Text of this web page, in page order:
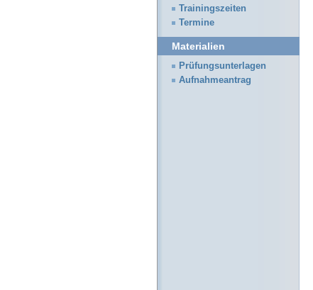
Trainingszeiten
Termine
Materialien
Prüfungsunterlagen
Aufnahmeantrag